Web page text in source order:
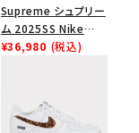
Supreme シュプリー
ム 2025SS Nike
Leather Shoulder
¥36,980 (税込)